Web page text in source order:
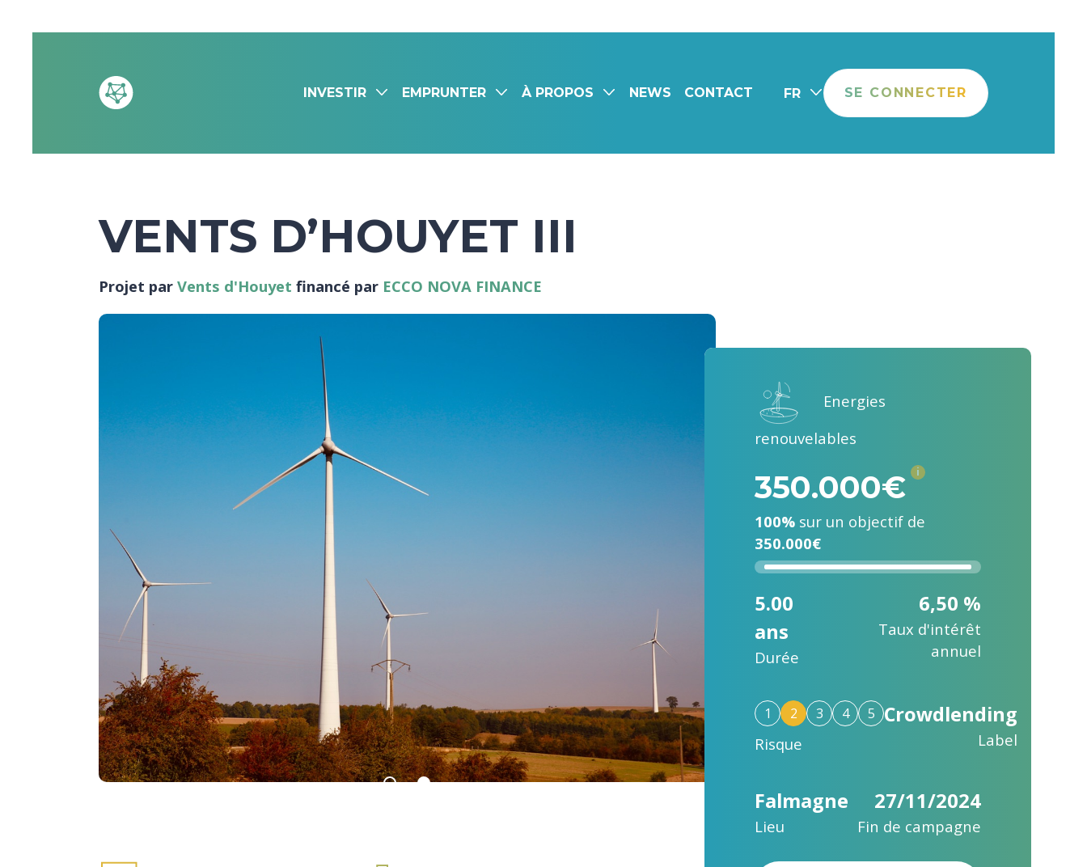
INVESTIR EMPRUNTER À PROPOS NEWS CONTACT FR SE CONNECTER
VENTS D’HOUYET III
Projet par Vents d'Houyet financé par ECCO NOVA FINANCE
Energies
renouvelables
350.000€ i
100% sur un objectif de
350.000€
5.00
ans
Durée
6,50 %
Taux d'intérêt
annuel
1 2 3 4 5
Risque
Crowdlending
Label
Falmagne
Lieu
27/11/2024
Fin de campagne